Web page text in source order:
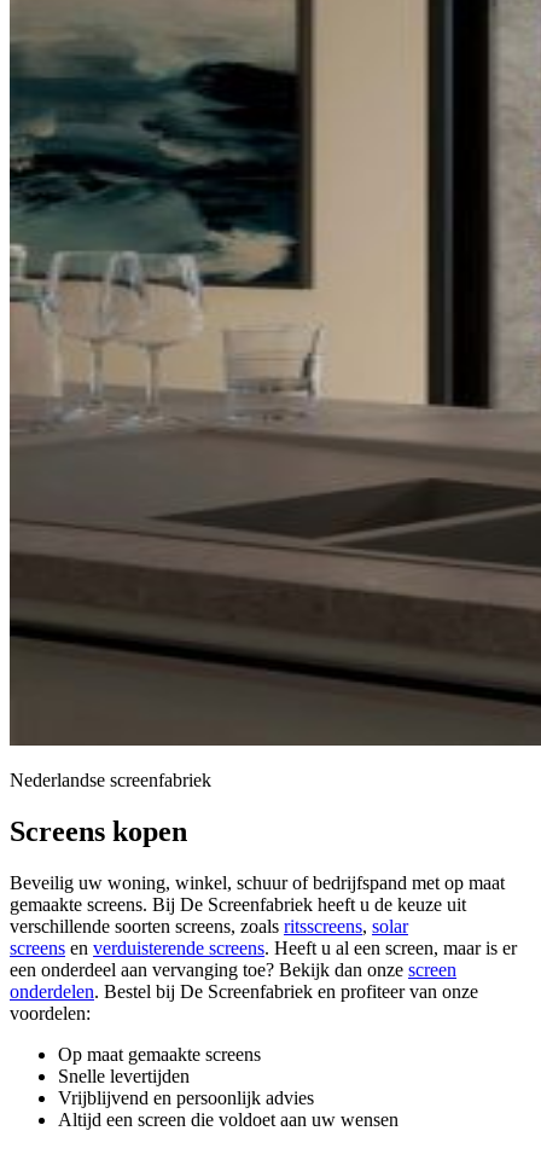
Nederlandse screenfabriek
Screens kopen
Beveilig uw woning, winkel, schuur of bedrijfspand met op maat
gemaakte screens. Bij De Screenfabriek heeft u de keuze uit
verschillende soorten screens, zoals ritsscreens, solar
screens en verduisterende screens. Heeft u al een screen, maar is er
een onderdeel aan vervanging toe? Bekijk dan onze screen
onderdelen. Bestel bij De Screenfabriek en profiteer van onze
voordelen:
Op maat gemaakte screens
Snelle levertijden
Vrijblijvend en persoonlijk advies
Altijd een screen die voldoet aan uw wensen